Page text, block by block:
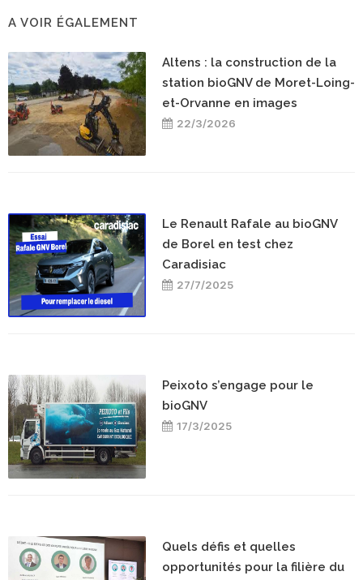
A VOIR ÉGALEMENT
Altens : la construction de la
station bioGNV de Moret-Loing-
et-Orvanne en images
22/3/2026
Le Renault Rafale au bioGNV
de Borel en test chez
Caradisiac
27/7/2025
Peixoto s’engage pour le
bioGNV
17/3/2025
Quels défis et quelles
opportunités pour la filière du